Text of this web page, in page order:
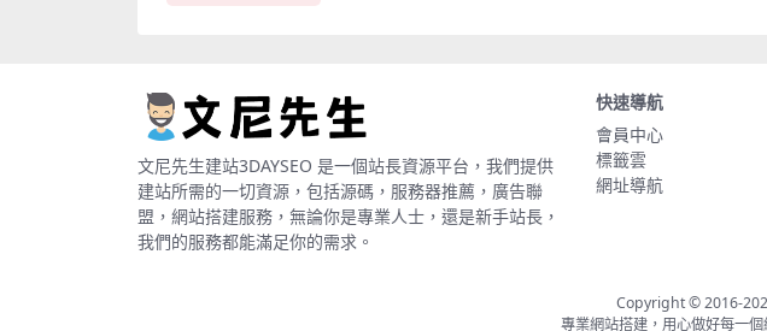
文尼先生建站3DAYSEO 是一個站長資源平台，我們提供
建站所需的一切資源，包括源碼，服務器推薦，廣告聯
盟，網站搭建服務，無論你是專業人士，還是新手站長，
我們的服務都能滿足你的需求。
快速導航
會員中心
標籤雲
網址導航
Copyright © 2016-
專業網站搭建，用心做好每一